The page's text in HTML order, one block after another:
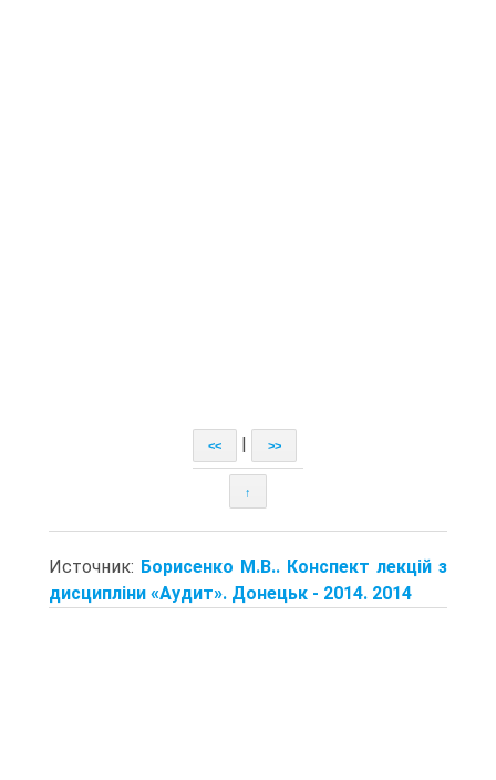
<< >>
↑
Источник: Борисенко М.В.. Конспект лекцій з
дисципліни «Аудит». Донецьк - 2014. 2014